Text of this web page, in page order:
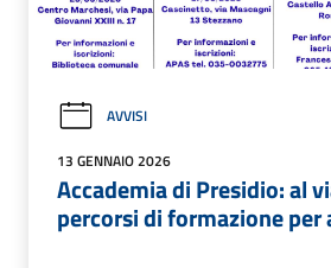
AVVISI
13 GENNAIO 2026
Accademia di Presidio: al
percorsi di formazione per